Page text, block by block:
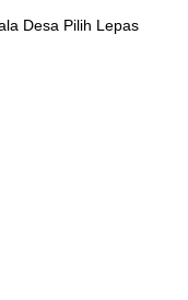
Desa Pilih Lepas